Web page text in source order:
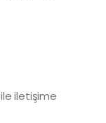
iletişime